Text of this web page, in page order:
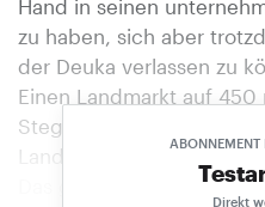
ABONNEMENT
Direkt
Hand in seinen
zu haben, sich aber
der Deuka verlassen zu
Einen Landmarkt auf
Stegner neben dem
Landhandelsbetrieb.
Das gilt natürlich auch